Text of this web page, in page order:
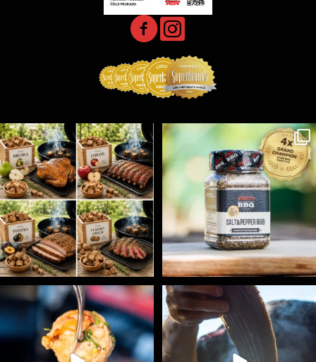
Udící špalíky - BORN TO SMOKE - různé druhy k...
3 0
Koření Suncity – autentická BBQ chuť u vás doma!...
1 0
Spoustu podobných triků, které vám usnadní nejenom ...
9 0
Ryba na grilu je opravdu rychlá, a stejně tak